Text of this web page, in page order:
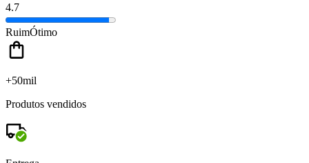
4.7
RuimÓtimo
+50mil
Produtos vendidos